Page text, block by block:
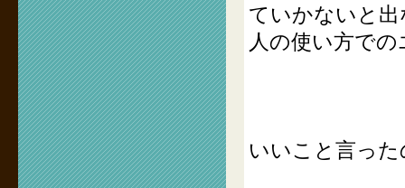
ていかないと
人の使い方で
いいこと言っ